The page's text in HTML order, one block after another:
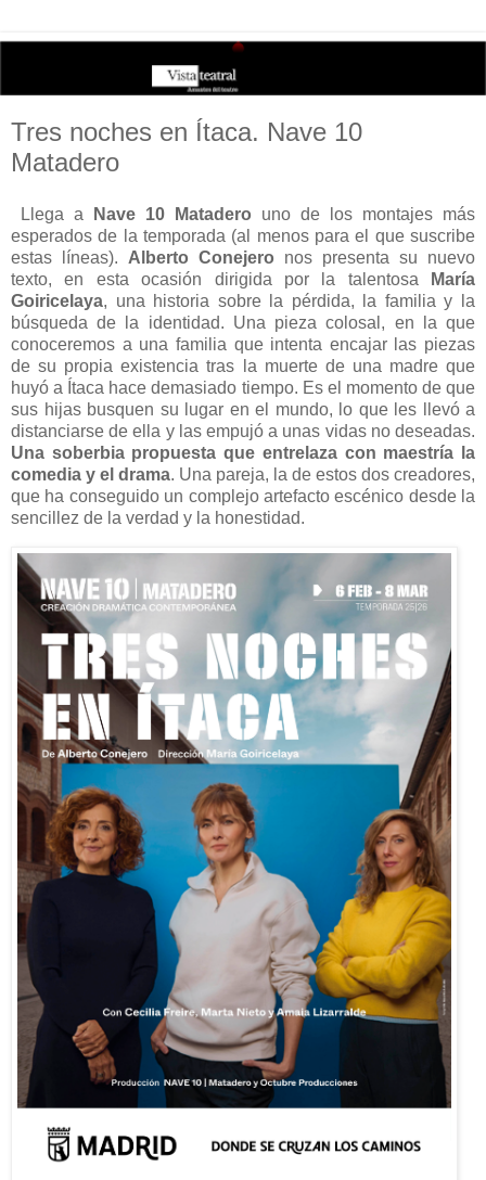
Tres noches en Ítaca. Nave 10
Matadero
Llega a Nave 10 Matadero uno de los montajes más
esperados de la temporada (al menos para el que suscribe
estas líneas). Alberto Conejero nos presenta su nuevo
texto, en esta ocasión dirigida por la talentosa
María
Goiricelaya, una historia sobre la pérdida, la familia y la
búsqueda de la identidad. Una pieza colosal, en la que
conoceremos a una familia que intenta encajar las piezas
de su propia existencia tras la muerte de una madre que
huyó a Ítaca hace demasiado tiempo. Es el momento de que
sus hijas busquen su lugar en el mundo, lo que les llevó a
distanciarse de ella y las empujó a unas vidas no deseadas.
Una soberbia propuesta que entrelaza con maestría la
comedia y el drama. Una pareja, la de estos dos creadores,
que ha conseguido un complejo artefacto escénico desde la
sencillez de la verdad y la honestidad.